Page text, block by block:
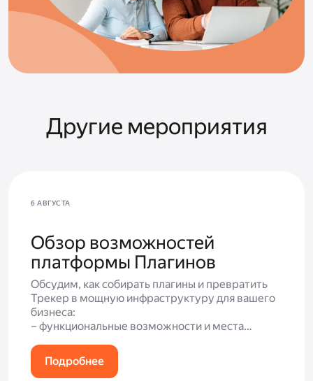
Другие мероприятия
6 АВГУСТА
Обзор возможностей
платформы Плагинов
Обсудим, как собирать плагины и превратить
Трекер в мощную инфраструктуру для вашего
бизнеса:
– функциональные возможности и места
– демонстрация готового плагина;
– ответы на вопросы.
Подробнее